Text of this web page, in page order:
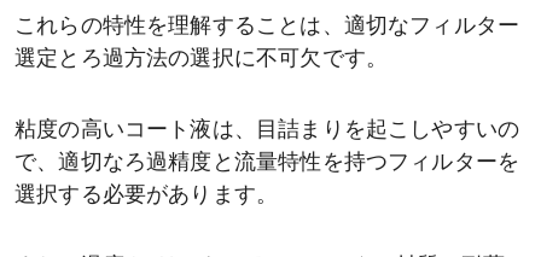
これらの特性を理解することは、適切なフィルター
選定とろ過方法の選択に不可欠です。
粘度の高いコート液は、目詰まりを起こしやすいの
で、適切なろ過精度と流量特性を持つフィルターを
選択する必要があります。